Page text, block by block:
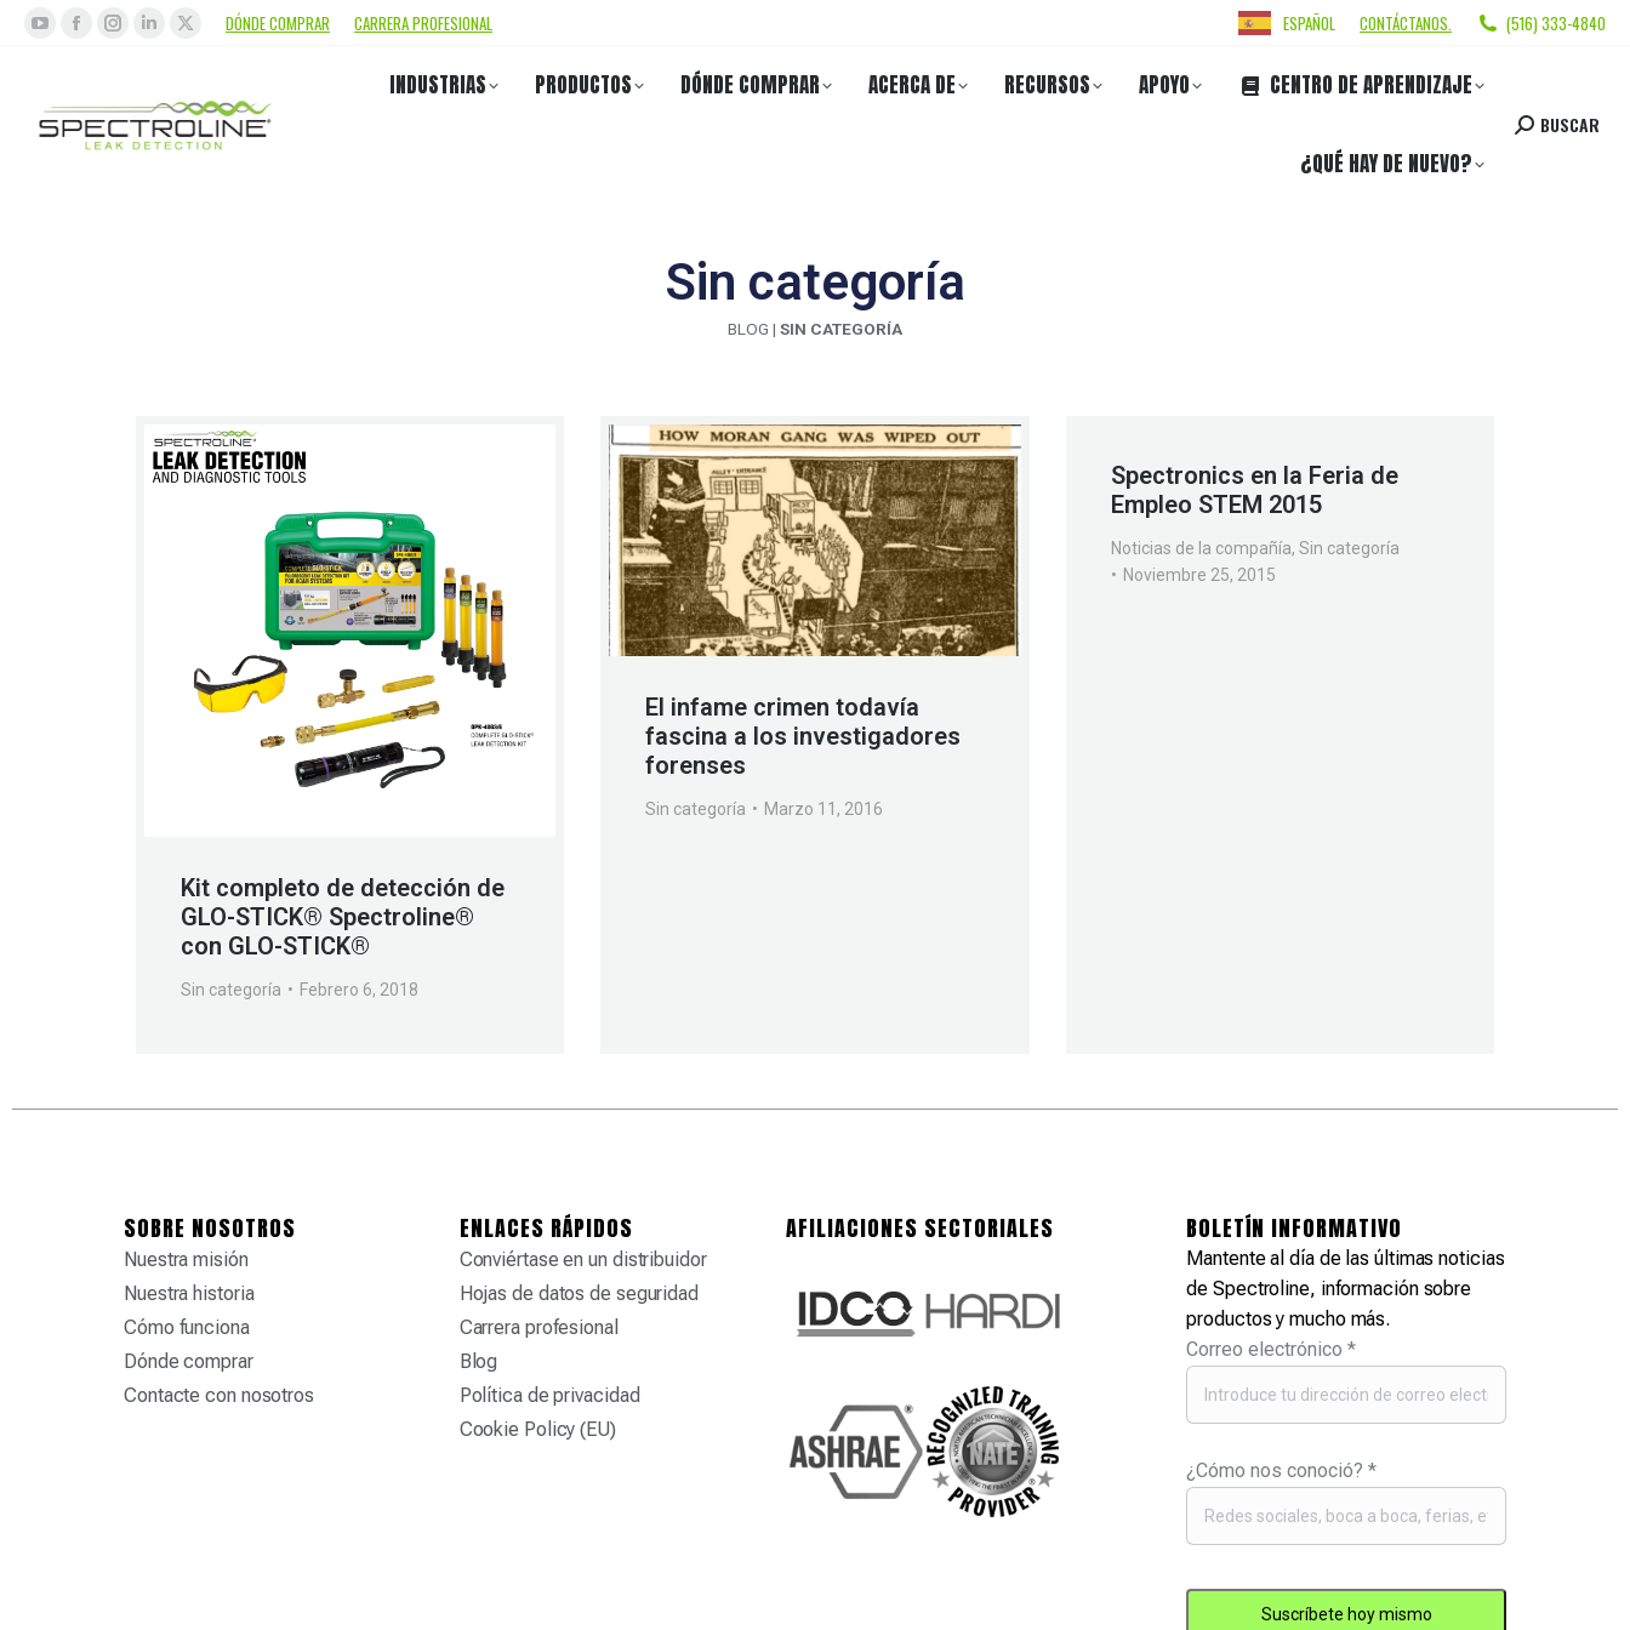
DÓNDE COMPRAR CARRERA PROFESIONAL ESPAÑOL CONTÁCTANOS. (516) 333-4840
INDUSTRIAS PRODUCTOS DÓNDE COMPRAR ACERCA DE RECURSOS APOYO CENTRO DE APRENDIZAJE
¿QUÉ HAY DE NUEVO?
BUSCAR
Sin categoría
BLOG | SIN CATEGORÍA
Kit completo de detección de
GLO-STICK® Spectroline®
con GLO-STICK®
Sin categoría Febrero 6, 2018
El infame crimen todavía
fascina a los investigadores
forenses
Sin categoría Marzo 11, 2016
Spectronics en la Feria de
Empleo STEM 2015
Noticias de la compañía, Sin categoría
Noviembre 25, 2015
SOBRE NOSOTROS
Nuestra misión
Nuestra historia
Cómo funciona
Dónde comprar
Contacte con nosotros
ENLACES RÁPIDOS
Conviértase en un distribuidor
Hojas de datos de seguridad
Carrera profesional
Blog
Política de privacidad
Cookie Policy (EU)
AFILIACIONES SECTORIALES BOLETÍN INFORMATIVO
Mantente al día de las últimas noticias
de Spectroline, información sobre
productos y mucho más.
Correo electrónico*
¿Cómo nos conoció?*